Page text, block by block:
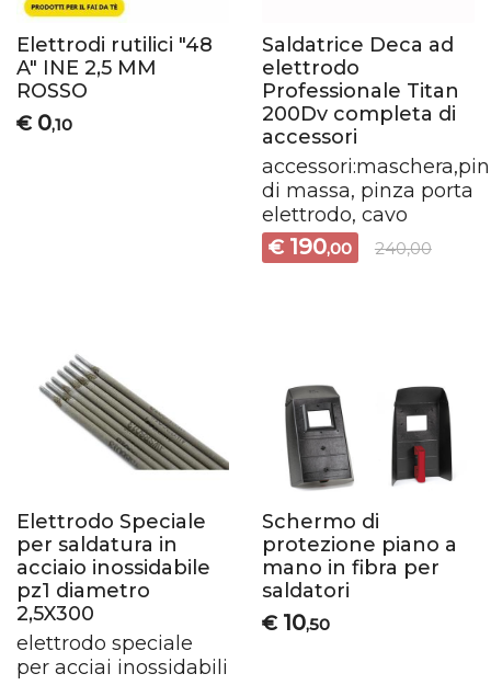
Elettrodi rutilici "48
A" INE 2,5 MM
ROSSO
€ 0,10
Saldatrice Deca ad
elettrodo
Professionale Titan
200Dv completa di
accessori
di massa, pinza porta
elettrodo, cavo
€ 190,00 240,00
Elettrodo Speciale
per saldatura in
acciaio inossidabile
pz1 diametro
2,5X300
elettrodo speciale
per acciai inossidabili
Schermo di
protezione piano a
mano in fibra per
saldatori
€ 10,50